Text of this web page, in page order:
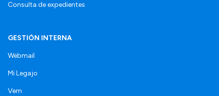
Consulta de expedientes
GESTIÓN INTERNA
Webmail
Mi Legajo
Vem